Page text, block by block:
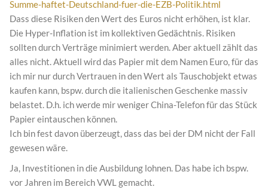
Summe-haftet-Deutschland-fuer-die-EZB-Politik.html
Dass diese Risiken den Wert des Euros nicht erhöhen, ist klar.
Die Hyper-Inflation ist im kollektiven Gedächtnis. Risiken
sollten durch Verträge minimiert werden. Aber aktuell zählt das
alles nicht. Aktuell wird das Papier mit dem Namen Euro, für das
ich mir nur durch Vertrauen in den Wert als Tauschobjekt etwas
kaufen kann, bspw. durch die italienischen Geschenke massiv
belastet. D.h. ich werde mir weniger China-Telefon für das Stück
Papier eintauschen können.
Ich bin fest davon überzeugt, dass das bei der DM nicht der Fall
gewesen wäre.
Ja, Investitionen in die Ausbildung lohnen. Das habe ich bspw.
vor Jahren im Bereich VWL gemacht.